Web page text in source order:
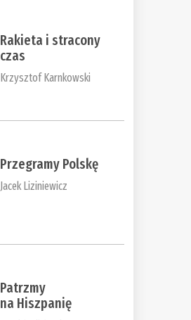
Rakieta i stracony
czas
Krzysztof Karnkowski
Przegramy Polskę
Jacek Liziniewicz
Patrzmy
na Hiszpanię